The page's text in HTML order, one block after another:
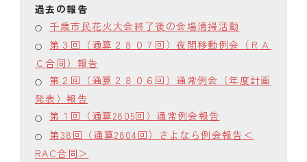
千歳市民花火大会終了後の会場清掃活動
第３回（通算２８０７回）夜間移動例会（ＲＡ
Ｃ合同）報告
第２回（通算２８０６回）通常例会（年度計画
発表）報告
第１回（通算2805回）通常例会報告
第38回（通算2804回）さよなら例会報告＜
RAC合同＞